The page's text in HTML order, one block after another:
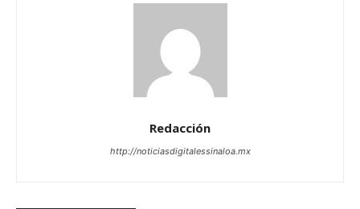
Redacción
http://noticiasdigitalessinaloa.mx